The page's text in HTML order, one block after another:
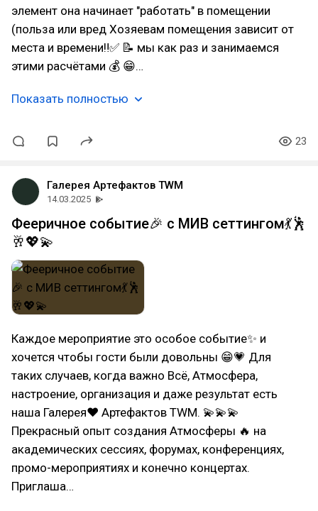
элемент она начинает "работать" в помещении
(польза или вред Хозяевам помещения зависит от
места и времени‼✅ 📝 мы как раз и занимаемся
этими расчётами 💰 😁…
Показать полностью
23
Галерея Артефактов TWM
14.03.2025
Фееричное событие🎉 с МИВ сеттингом💃🕺
🥂💖💫
Каждое мероприятие это особое событие✨ и
хочется чтобы гости были довольны 😁💗 Для
таких случаев, когда важно Всё, Атмосфера,
настроение, организация и даже результат есть
наша Галерея♥ Артефактов TWM. 💫💫💫
Прекрасный опыт создания Атмосферы 🔥 на
академических сессиях, форумах, конференциях,
промо-мероприятиях и конечно концертах.
Приглаша…